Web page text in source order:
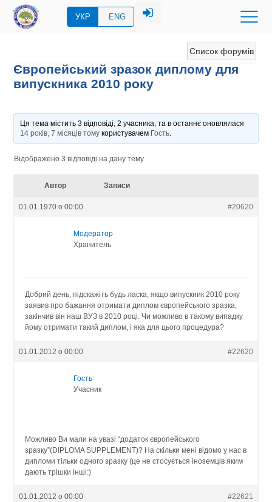
УКР ENG
Список форумів
Європейський зразок диплому для
випускника 2010 року
Ця тема містить 3 відповіді, 2 учасника, та в останнє оновлялася
14 років, 7 місяців томукористувачем Гость.
Відображено 3 відповіді на дану тему
Автор Записи
01.01.1970 о 00:00 #20620
Модератор
Хранитель
Добрий день, підскажіть будь ласка, якщо випускник 2010 року
заявив про бажання отримати диплом європейського зразка,
закінчив він наш ВУЗ в 2010 році. Чи можливо в такому випадку
йому отримати такий диплом, і яка для цього процедура?
01.01.2012 о 00:00 #22620
Гость
Учасник
Можливо Ви мали на увазі “додаток європейського
зразку”(DIPLOMA SUPPLEMENT)? На скільки мені відомо у нас в
дипломи тільки одного зразку (це не стосується іноземців яким
дають трішки інші:)
01.01.2012 о 00:00 #22621